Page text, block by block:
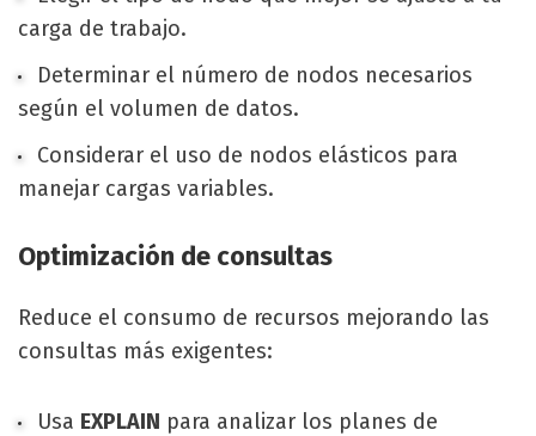
carga de trabajo.
Determinar el número de nodos necesarios
según el volumen de datos.
Considerar el uso de nodos elásticos para
manejar cargas variables.
Optimización de consultas
Reduce el consumo de recursos mejorando las
consultas más exigentes:
Usa EXPLAIN para analizar los planes de